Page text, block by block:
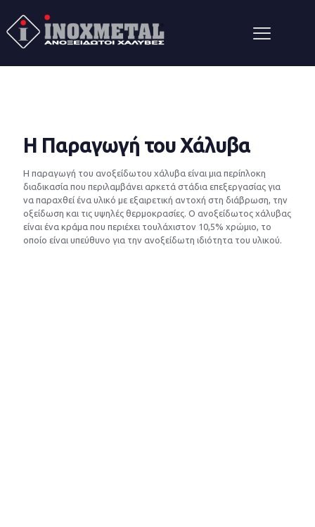
Η Παραγωγή του Χάλυβα
Η παραγωγή του ανοξείδωτου χάλυβα είναι μια περίπλοκη
διαδικασία που περιλαμβάνει αρκετά στάδια επεξεργασίας για
να παραχθεί ένα υλικό με εξαιρετική αντοχή στη διάβρωση, την
οξείδωση και τις υψηλές θερμοκρασίες. Ο ανοξείδωτος χάλυβας
είναι ένα κράμα που περιέχει τουλάχιστον 10,5% χρώμιο, το
οποίο είναι υπεύθυνο για την ανοξείδωτη ιδιότητα του υλικού.